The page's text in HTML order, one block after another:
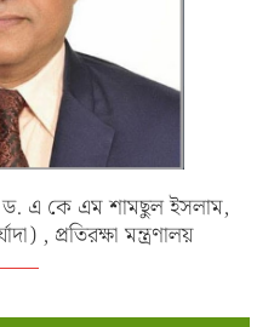
ড. এ কে এম শামছুল ইসলাম,
, প্রতিরক্ষা মন্ত্রণালয়